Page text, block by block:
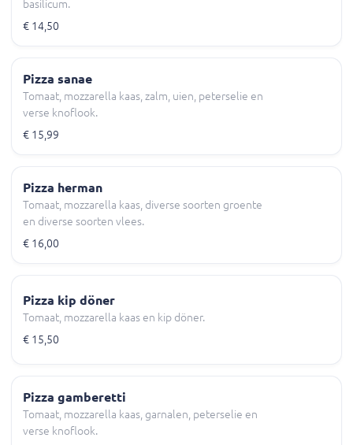
basilicum.
€ 14,50
Pizza sanae
Tomaat, mozzarella kaas, zalm, uien, peterselie en
verse knoflook.
€ 15,99
Pizza herman
Tomaat, mozzarella kaas, diverse soorten groente
en diverse soorten vlees.
€ 16,00
Pizza kip döner
Tomaat, mozzarella kaas en kip döner.
€ 15,50
Pizza gamberetti
Tomaat, mozzarella kaas, garnalen, peterselie en
verse knoflook.